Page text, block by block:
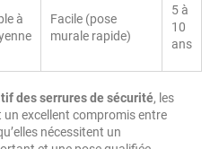
à
Facile (pose
murale rapide)
5 à
10
ans
des serrures de sécurité, les
excellent compromis entre
nécessitent un